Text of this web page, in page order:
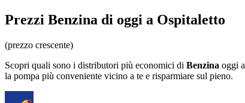
Prezzi Benzina di oggi a Ospitaletto
(prezzo crescente)
Scopri quali sono i distributori più economici di Benzina oggi a
la pompa più conveniente vicino a te e risparmiare sul pieno.